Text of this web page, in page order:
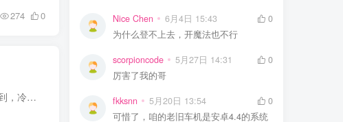
274 0
还在苦恼智能手表可用软件太少？很多手表自带应用商店资源匮乏，想要的 APP 搜不到，冷门小众软件更是无处寻觅。 今天给大家分享一款专门面向智能手表打造的第三方应用商店 ——灵应用商店手表...
Nice Chen 6月4日 15:43
0
为什么登不上去，开魔法也不行
scorpioncode 5月27日 14:31
0
厉害了我的哥
fkksnn 5月20日 13:54
0
可惜了，咱的老旧车机是安卓4.4的系统